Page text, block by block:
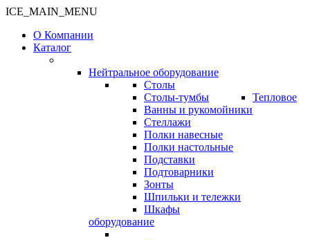
ICE_MAIN_MENU
О Компании
Каталог
Нейтральное оборудование
Столы
Столы-тумбы
Ванны и рукомойники
Стеллажи
Полки навесные
Полки настольные
Подставки
Подтоварники
Зонты
Шпильки и тележки
Шкафы
Тепловое
оборудование